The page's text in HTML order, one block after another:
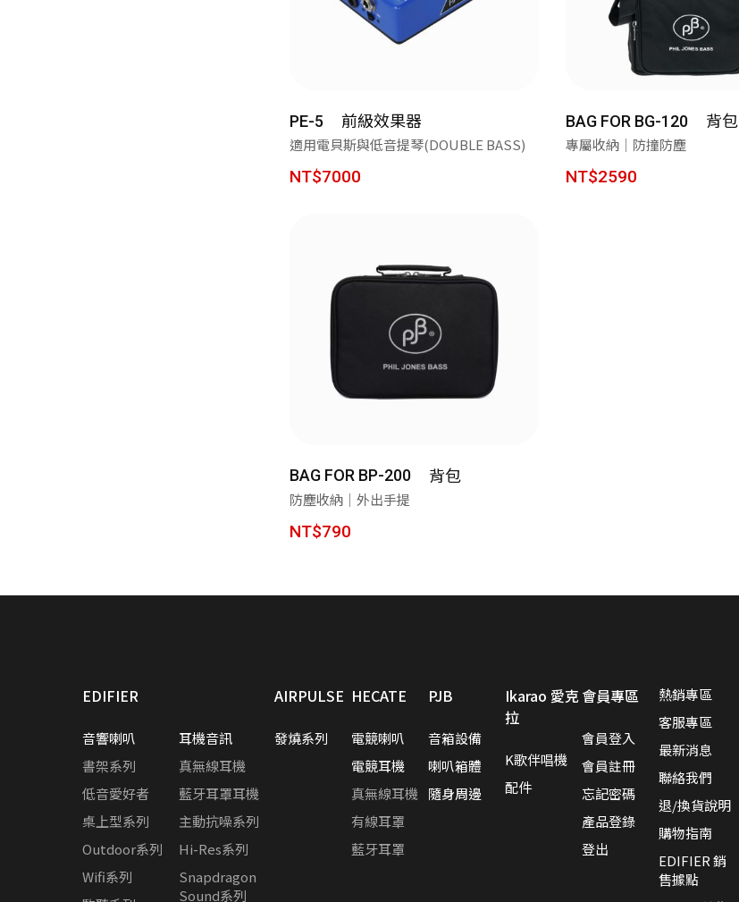
PE-5 前級效果器
適用電貝斯與低音提琴(DOUBLE BASS)
NT$7000
BAG FOR BG-120 背包
專屬收納｜防撞防塵
NT$2590
BAG FOR BP-200 背包
防塵收納｜外出手提
NT$790
EDIFIER
音響喇叭
書架系列
低音愛好者
桌上型系列
Outdoor系列
Wifi系列
耳機音訊
真無線耳機
藍牙耳罩耳機
主動抗噪系列
Hi-Res系列
Snapdragon
Sound系列
AIRPULSE
發燒系列
HECATE
電競喇叭
電競耳機
真無線耳機
有線耳罩
藍牙耳罩
PJB
音箱設備
喇叭箱體
隨身周邊
Ikarao 愛克
拉
K歌伴唱機
配件
會員專區
會員登入
會員註冊
忘記密碼
產品登錄
登出
熱銷專區
客服專區
最新消息
聯絡我們
退/換貨說明
購物指南
EDIFIER 銷
售據點